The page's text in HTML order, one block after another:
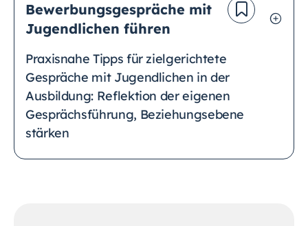
Bewerbungsgespräche mit
Jugendlichen führen
Praxisnahe Tipps für zielgerichtete
Gespräche mit Jugendlichen in der
Ausbildung: Reflektion der eigenen
Gesprächsführung, Beziehungsebene
stärken